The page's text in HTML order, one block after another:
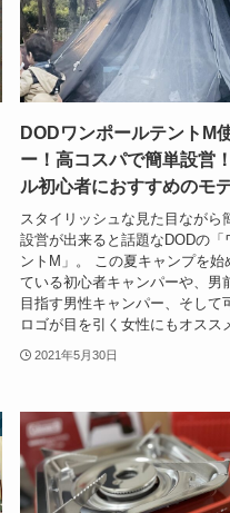
DODワンポールテントM
ー！高コスパで簡単設営
ル初心者におすすめのモ
スタイリッシュな見た目ながら
設営が出来ると話題なDODの「
ントM」。 この夏キャンプを始
ている初心者キャンパーや、男
目指す男性キャンパー、そして
ロゴが目を引く女性にもオスス
2021年5月30日